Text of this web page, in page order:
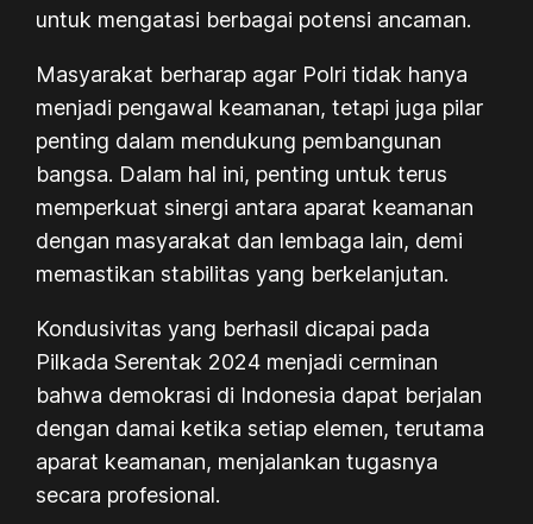
untuk mengatasi berbagai potensi ancaman.
Masyarakat berharap agar Polri tidak hanya
menjadi pengawal keamanan, tetapi juga pilar
penting dalam mendukung pembangunan
bangsa. Dalam hal ini, penting untuk terus
memperkuat sinergi antara aparat keamanan
dengan masyarakat dan lembaga lain, demi
memastikan stabilitas yang berkelanjutan.
Kondusivitas yang berhasil dicapai pada
Pilkada Serentak 2024 menjadi cerminan
bahwa demokrasi di Indonesia dapat berjalan
dengan damai ketika setiap elemen, terutama
aparat keamanan, menjalankan tugasnya
secara profesional.